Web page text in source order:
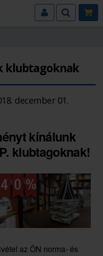
klubtagoknak
december 01.
kínálunk
klubtagoknak!
az ÖN norma- és